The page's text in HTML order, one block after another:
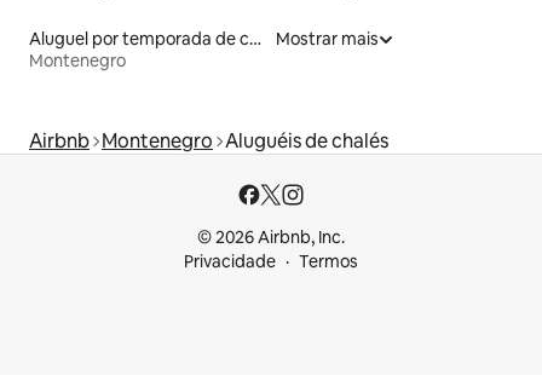
Aluguel por temporada de casas-barco
Montenegro
Mostrar mais
Airbnb Montenegro Aluguéis de chalés
© 2026 Airbnb, Inc.
Privacidade
Termos